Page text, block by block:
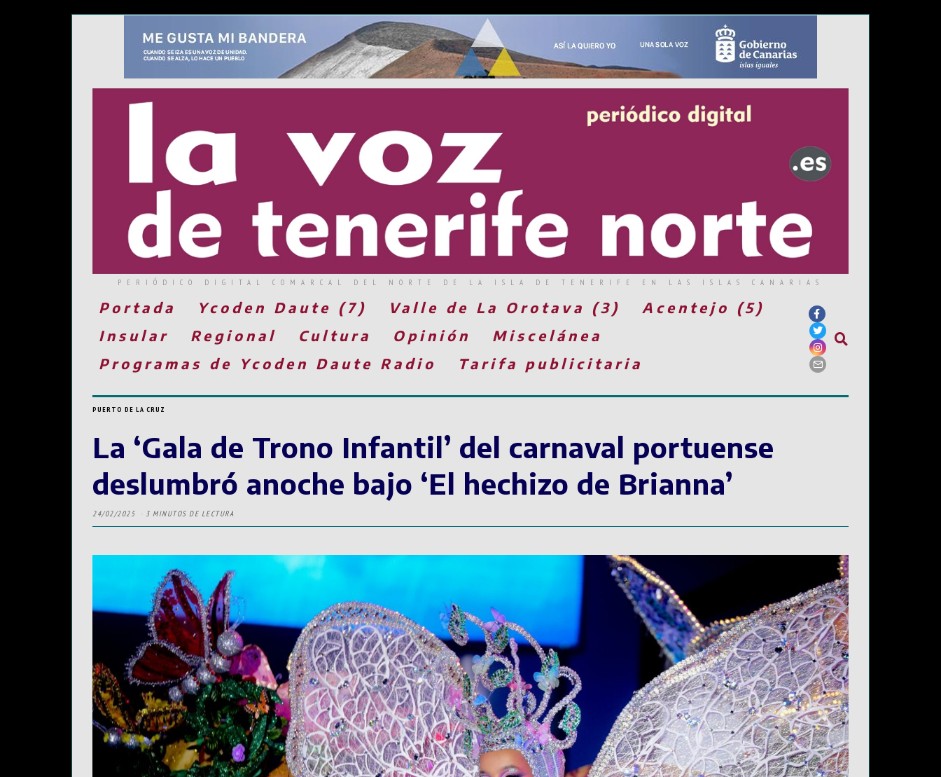
PERIÓDICO DIGITAL COMARCAL DEL NORTE DE LA ISLA DE TENERIFE EN LAS ISLAS CANARIAS
Portada Ycoden Daute (7) Valle de La Orotava (3)
Acentejo (5)
Insular
Regional Cultura Opinión
Miscelánea
Programas de Ycoden Daute Radio
Tarifa publicitaria
PUERTO DE LA CRUZ
La ‘Gala de Trono Infantil’ del carnaval portuense
deslumbró anoche bajo ‘El hechizo de Brianna’
24/02/2025 3 MINUTOS DE LECTURA